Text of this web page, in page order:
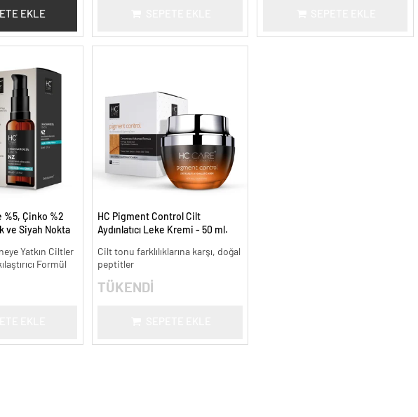
EKLE
%5, Çinko %2
ve Siyah Nokta
Yatkın Ciltler
Formül
HC Pigment Control Cilt
Aydınlatıcı Leke Kremi - 50 ml.
Cilt tonu farklılıklarına karşı, doğal
peptitler
TÜKENDİ